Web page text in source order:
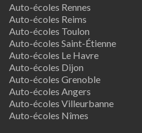
Auto-écoles Rennes
Auto-écoles Reims
Auto-écoles Toulon
Auto-écoles Saint-Étienne
Auto-écoles Le Havre
Auto-écoles Dijon
Auto-écoles Grenoble
Auto-écoles Angers
Auto-écoles Villeurbanne
Auto-écoles Nîmes